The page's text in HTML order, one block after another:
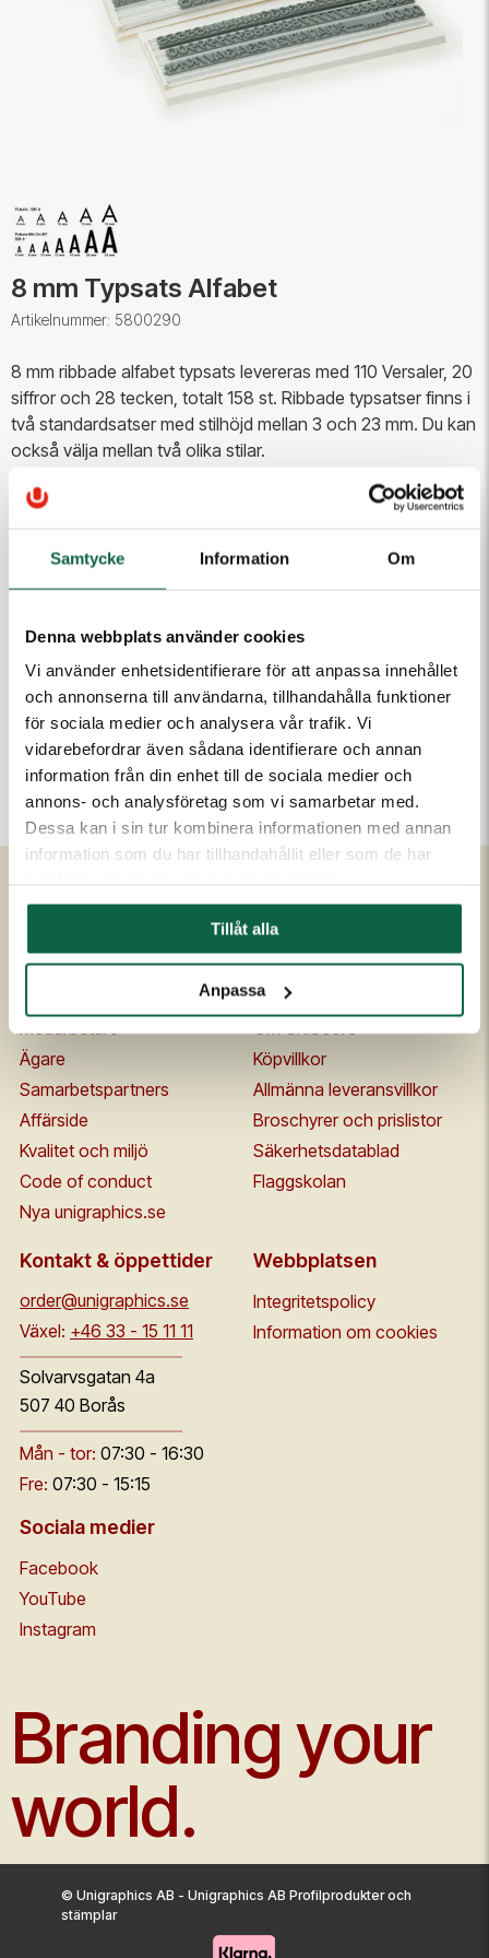
Samtycke Information Om
Denna webbplats använder cookies
Vi använder enhetsidentifierare för att anpassa innehållet
och annonserna till användarna, tillhandahålla funktioner
för sociala medier och analysera vår trafik. Vi
vidarebefordrar även sådana identifierare och annan
information från din enhet till de sociala medier och
annons- och analysföretag som vi samarbetar med.
Dessa kan i sin tur kombinera informationen med annan
information som du har tillhandahållit eller som de har
Tillåt alla
Anpassa
8 mm Typsats Alfabet
Artikelnummer: 5800290
8 mm ribbade alfabet typsats levereras med 110 Versaler, 20
siffror och 28 tecken, totalt 158 st. Ribbade typsatser finns i
två standardsatser med stilhöjd mellan 3 och 23 mm. Du kan
också välja mellan två olika stilar.
1 055,00 kr
Antal
PRODUKTEGENSKAPER
Höjd (mm)
8
Om oss
Medarbetare
Ägare
Samarbetspartners
Affärside
Kvalitet och miljö
Code of conduct
Nya unigraphics.se
Kundservice
Kontakta oss
FAQ
Om UniScore
Köpvillkor
Allmänna leveransvillkor
Broschyrer och prislistor
Säkerhetsdatablad
Flaggskolan
Kontakt & öppettider
order@unigraphics.se
Växel: +46 33 - 15 11 11
Solvarvsgatan 4a
507 40 Borås
Mån - tor: 07:30 - 16:30
Fre: 07:30 - 15:15
Webbplatsen
Integritetspolicy
Information om cookies
Sociala medier
Facebook
YouTube
Instagram
Branding your
world.
© Unigraphics AB - Unigraphics AB Profilprodukter och
stämplar